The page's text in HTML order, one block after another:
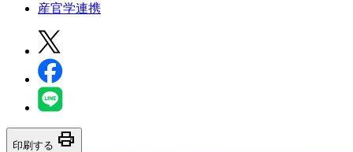
産官学連携
印刷する print